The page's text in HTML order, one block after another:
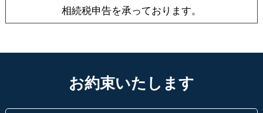
相続税申告を承っております。
お約束いたします